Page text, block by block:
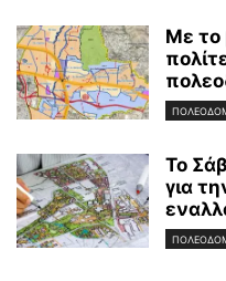
Με το
Το
για